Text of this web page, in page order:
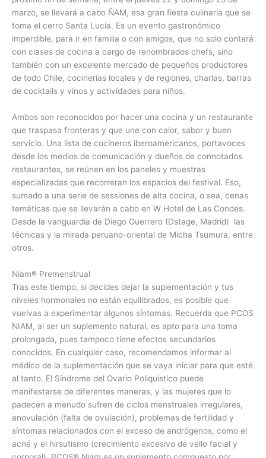
marzo, se llevará a cabo ÑAM, esa gran fiesta culinaria que se
toma el cerro Santa Lucía. Es un evento gastronómico
imperdible, para ir en familia o con amigos, que no solo contará
con clases de cocina a cargo de renombrados chefs, sino
también con un excelente mercado de pequeños productores
de todo Chile, cocinerías locales y de regiones, charlas, barras
de cocktails y vinos y actividades para niños.
Ambos son reconocidos por hacer una cocina y un restaurante
que traspasa fronteras y que une con calor, sabor y buen
servicio. Una lista de cocineros iberoamericanos, portavoces
desde los medios de comunicación y dueños de connotados
restaurantes, se reúnen en los paneles y muestras
especializadas que recorreran los espacios del festival. Eso,
sumado a una serie de sessiones de alta cocina, o sea, cenas
temáticas que se llevarán a cabo en W Hotel de Las Condes.
Desde la vanguardia de Diego Guerrero (Dstage, Madrid) las
técnicas y la mirada peruano-oriental de Micha Tsumura, entre
otros.
Niam® Premenstrual
Tras este tiempo, si decides dejar la suplementación y tus
niveles hormonales no están equilibrados, es posible que
vuelvas a experimentar algunos síntomas. Recuerda que PCOS
NIAM, al ser un suplemento natural, es apto para una toma
prolongada, pues tampoco tiene efectos secundarios
conocidos. En cualquier caso, recomendamos informar al
médico de la suplementación que se vaya iniciar para que esté
al tanto. El Síndrome del Ovario Poliquístico puede
manifestarse de diferentes maneras, y las mujeres que lo
padecen a menudo sufren de ciclos menstruales irregulares,
anovulación (falta de ovulación), problemas de fertilidad y
síntomas relacionados con el exceso de andrógenos, como el
acné y el hirsutismo (crecimiento excesivo de vello facial y